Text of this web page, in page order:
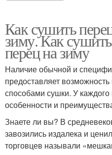
Как сушить
зиму. Как
перец на зиму
Наличие обычной и
предоставляет
способами сушки. У каждого
особенности и
Знаете ли вы? В
завозились издалека и
торговцев называли